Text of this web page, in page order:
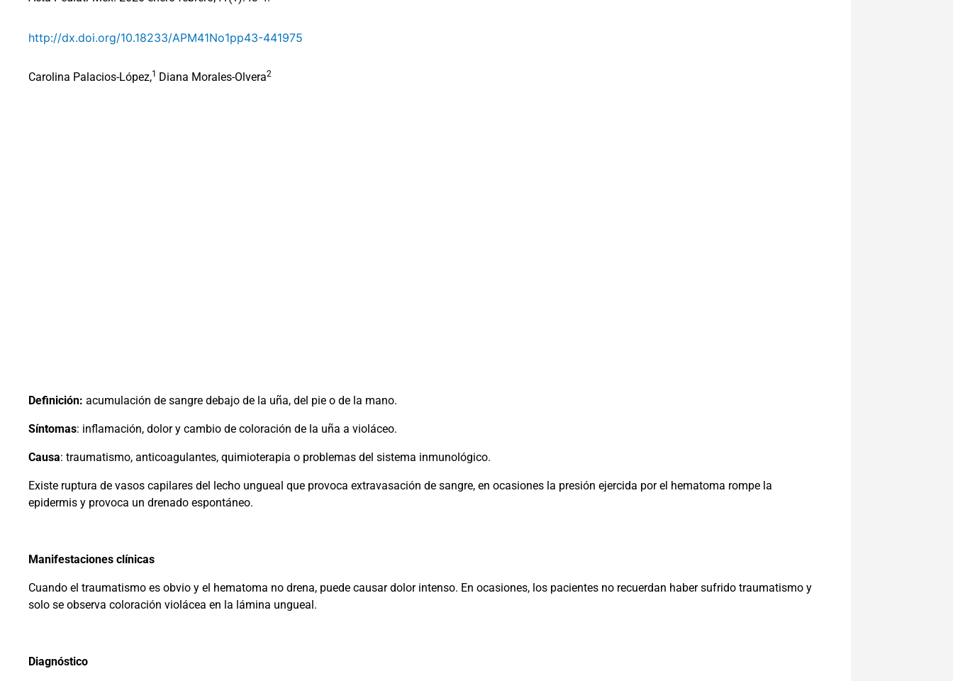
http://dx.doi.org/10.18233/APM41No1pp43-441975
Carolina Palacios-López,1 Diana Morales-Olvera2
Definición: acumulación de sangre debajo de la uña, del pie o de la mano.
Síntomas: inflamación, dolor y cambio de coloración de la uña a violáceo.
Causa: traumatismo, anticoagulantes, quimioterapia o problemas del sistema inmunológico.
Existe ruptura de vasos capilares del lecho ungueal que provoca extravasación de sangre, en ocasiones la presión ejercida por el hematoma rompe la
epidermis y provoca un drenado espontáneo.
Manifestaciones clínicas
Cuando el traumatismo es obvio y el hematoma no drena, puede causar dolor intenso. En ocasiones, los pacientes no recuerdan haber sufrido traumatismo y
solo se observa coloración violácea en la lámina ungueal.
Diagnóstico